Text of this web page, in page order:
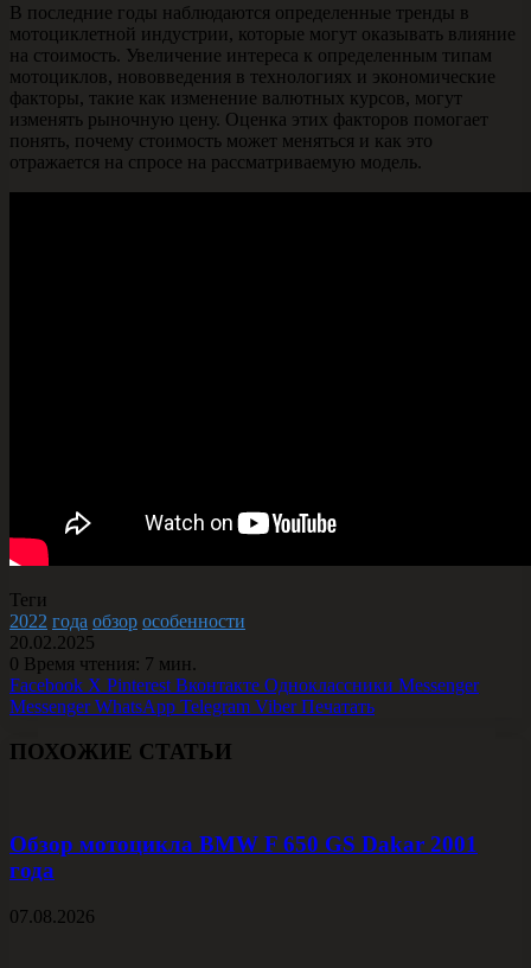
В последние годы наблюдаются определенные тренды в
мотоциклетной индустрии, которые могут оказывать влияние
на стоимость. Увеличение интереса к определенным типам
мотоциклов, нововведения в технологиях и экономические
факторы, такие как изменение валютных курсов, могут
изменять рыночную цену. Оценка этих факторов помогает
понять, почему стоимость может меняться и как это
отражается на спросе на рассматриваемую модель.
Теги
2022 года обзор особенности
20.02.2025
0 Время чтения: 7 мин.
Facebook X Pinterest Вконтакте Одноклассники Messenger
Messenger WhatsApp Telegram Viber Печатать
ПОХОЖИЕ СТАТЬИ
Обзор мотоцикла BMW F 650 GS Dakar 2001
года
07.08.2026